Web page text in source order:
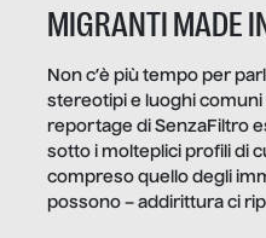
MIGRANTI MADE
Non c’è più tempo per
stereotipi e luoghi
reportage di SenzaFiltro
sotto i molteplici profili di
compreso quello degli
possono – addirittura ci